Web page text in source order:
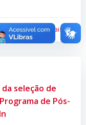
Leia mais
seleção de
de Pós-